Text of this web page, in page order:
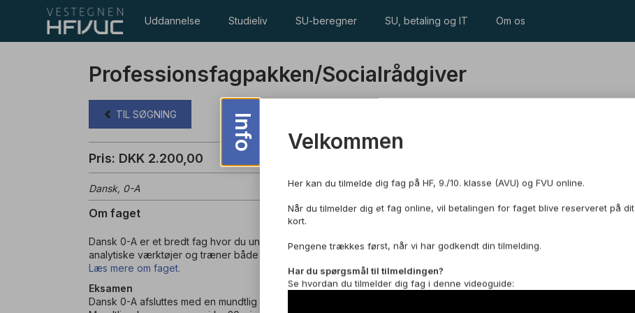
Uddannelse Studieliv SU-beregner SU, betaling og IT Om os
Professionsfagpakken/Socialrådgiver
TIL SØGNING
Pris: DKK 2.200,00
Dansk, 0-A
Om faget
Dansk 0-A er et bredt fag hvor du undersøger sprog og kommunikation, medier og litteratur gennem
analytiske værktøjer og træner både mundtlig og skriftlig formidling.
Læs mere om faget.
Eksamen
Dansk 0-A afsluttes med en mundtlig og en skriftlig eksamen
Info Velkommen
Her kan du tilmelde dig fag på HF, 9./10. klasse (AVU) og FVU online.
Når du tilmelder dig et fag online, vil betalingen for faget blive reserveret på dit
kort.
Pengene trækkes først, når vi har godkendt din tilmelding.
Har du spørgsmål til tilmeldingen?
Se hvordan du tilmelder dig fag i denne videoguide: